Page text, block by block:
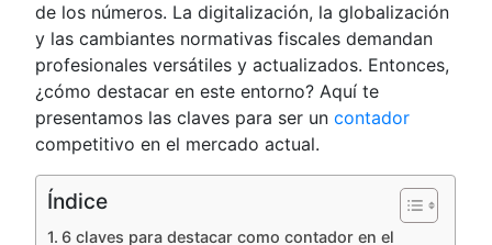
de los números. La digitalización, la globalización
y las cambiantes normativas fiscales demandan
profesionales versátiles y actualizados. Entonces,
¿cómo destacar en este entorno? Aquí te
presentamos las claves para ser uncontador
competitivo en el mercado actual.
Índice
6 claves para destacar como contador en el